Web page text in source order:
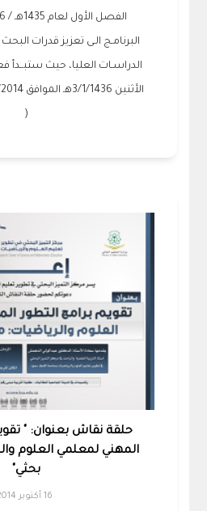
البرنامـج الـى تعزيز قدرات
الدراسـات العليا، حيث ستبــدأ
(
حلقة نقاش بعنوان: "
المهني لمعلمي العلوم
بحثي"
16 أكتوبر 2014